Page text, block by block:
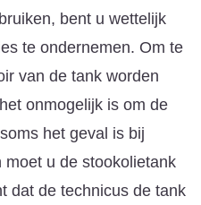
bent u wettelijk
te ondernemen. Om te
van de tank worden
onmogelijk is om de
het geval is bij
u de stookolietank
dat de technicus de tank